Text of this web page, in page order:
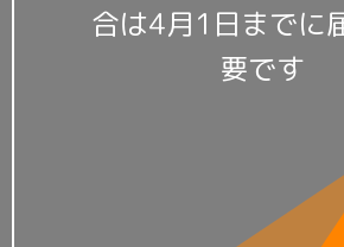
合は4月1日までに
要です